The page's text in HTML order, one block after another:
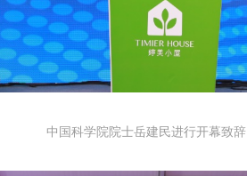
中国科学院院士岳建民进行开幕致辞